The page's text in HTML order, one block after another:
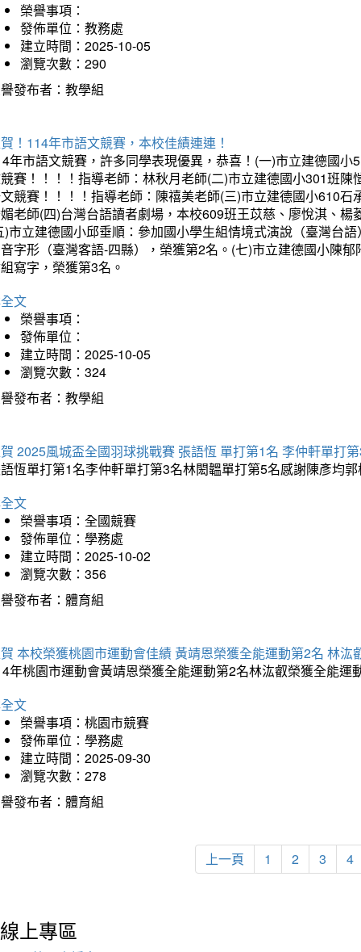
榮譽事項：
發佈單位：教務處
建立時間：2025-10-05
瀏覽次數：290
發布者：教學組
！114年市語文競賽，本校佳績連連！
年市語文競賽，許多同學表現優異，恭喜！(一)市立建德國
賽！！！！指導老師：林秋月老師(二)市立建德國小301班
競賽！！！！指導老師：陳禧美老師(三)市立建德國小610
老師(四)台灣台語讀者劇場，本校609班王苡慈、廖悅淇、
)市立建德國小邱垂順：參加國小學生組情境式演說（臺灣台
字形（臺灣客語-四縣），榮獲第2名。(七)市立建德國小陳
寫字，榮獲第3名。
文
榮譽事項：
發佈單位：
建立時間：2025-10-05
瀏覽次數：324
發布者：教學組
2025風城盃全國羽球挑戰賽 張語恆 單打第1名 李仲軒單打
恆單打第1名李仲軒單打第3名林閎韞單打第5名感謝陳彥均
文
榮譽事項：全國競賽
發佈單位：學務處
建立時間：2025-10-02
瀏覽次數：356
發布者：體育組
本校榮獲桃園市運動會佳績 黃靖恩榮獲全能運動第2名 林汯
年桃園市運動會黃靖恩榮獲全能運動第2名林汯叡榮獲全能運
文
榮譽事項：桃園市競賽
發佈單位：學務處
建立時間：2025-09-30
瀏覽次數：278
發布者：體育組
上一頁 1 2 3 4
線上專區